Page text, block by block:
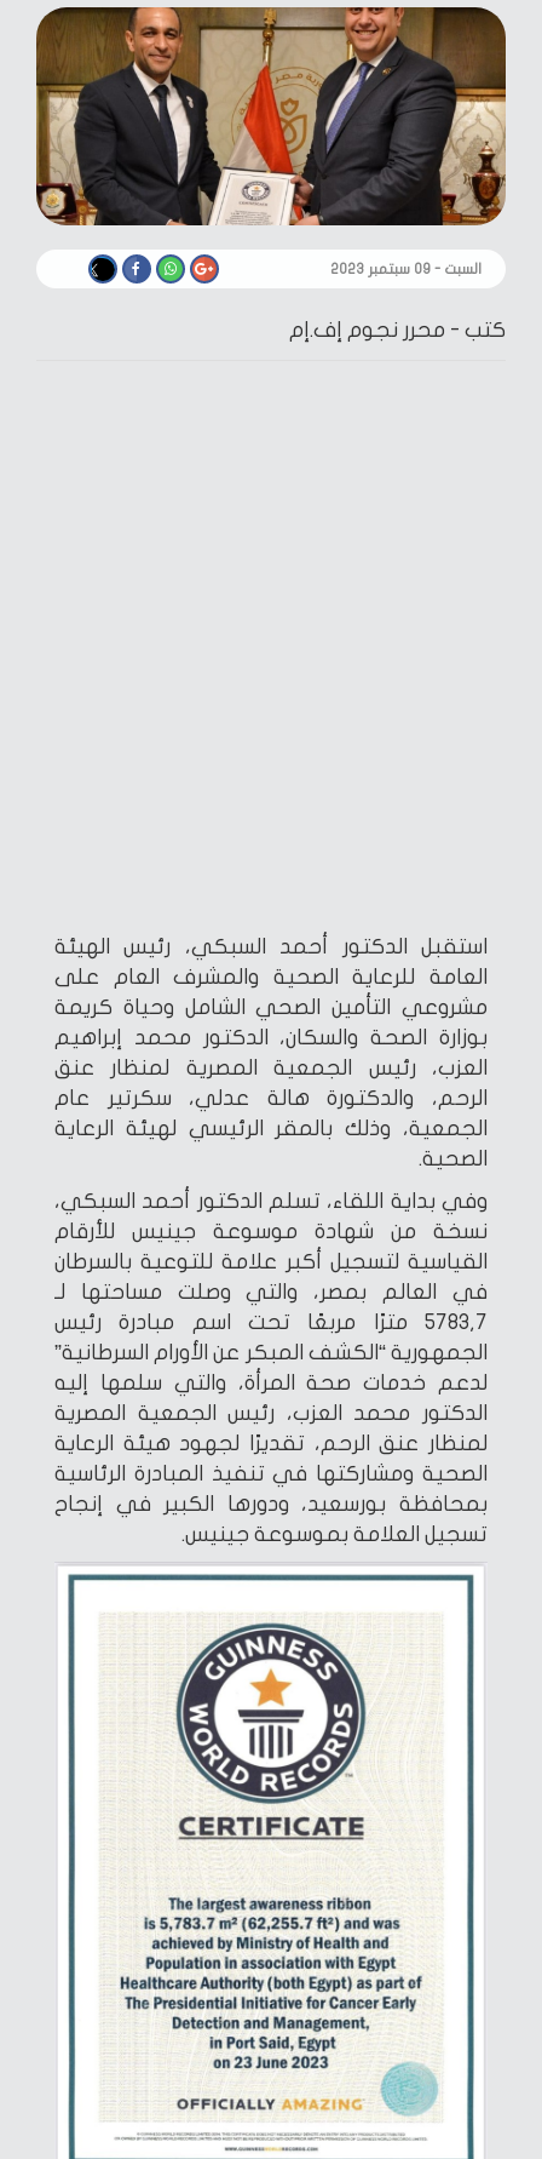
السبت - ٠٩ سبتمبر ٢٠٢٣
كتب - محرر نجوم إف.إم
استقبل الدكتور أحمد السبكي، رئيس الهيئة
العامة للرعاية الصحية والمشرف العام على
مشروعي التأمين الصحي الشامل وحياة كريمة
بوزارة الصحة والسكان، الدكتور محمد إبراهيم
العزب، رئيس الجمعية المصرية لمنظار عنق
الرحم، والدكتورة هالة عدلي، سكرتير عام
الجمعية، وذلك بالمقر الرئيسي لهيئة الرعاية
الصحية.
وفي بداية اللقاء، تسلم الدكتور أحمد السبكي،
نسخة من شهادة موسوعة جينيس للأرقام
القياسية لتسجيل أكبر علامة للتوعية بالسرطان
في العالم بمصر، والتي وصلت مساحتها لـ
5783,7 مترًا مربعًا تحت اسم مبادرة رئيس
الجمهورية “الكشف المبكر عن الأورام السرطانية”
لدعم خدمات صحة المرأة، والتي سلمها إليه
الدكتور محمد العزب، رئيس الجمعية المصرية
لمنظار عنق الرحم، تقديرًا لجهود هيئة الرعاية
الصحية ومشاركتها في تنفيذ المبادرة الرئاسية
بمحافظة بورسعيد، ودورها الكبير في إنجاح
تسجيل العلامة بموسوعة جينيس.